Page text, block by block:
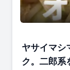
ヤサイマシ
ヤサイマシ
ク。二郎系